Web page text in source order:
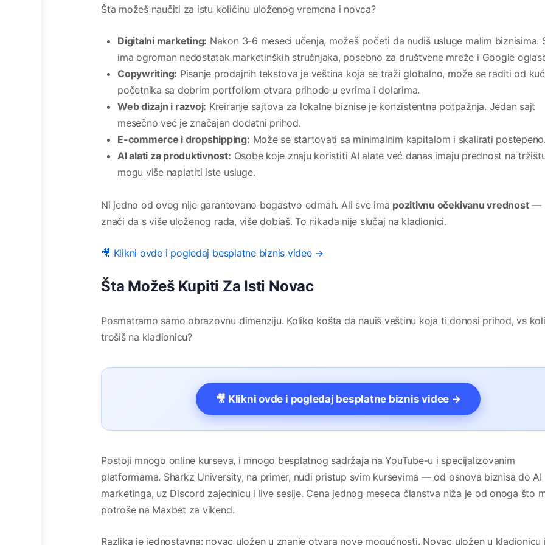
Šta možeš naučiti za istu količinu uloženog vremena i novca?
Digitalni marketing: Nakon 3-6 meseci učenja, možeš početi da nudiš usluge malim biznisima.
ima ogroman nedostatak marketinških stručnjaka, posebno za društvene mreže i Google
Copywriting: Pisanje prodajnih tekstova je veština koja se traži globalno, može se raditi od
početnika sa dobrim portfoliom otvara prihode u evrima i dolarima.
Web dizajn i razvoj: Kreiranje sajtova za lokalne biznise je konzistentna potраžnja. Jedan sajt
mesečno već je značajan dodatni prihod.
E-commerce i dropshipping: Može se startovati sa minimalnim kapitalom i skalirati postepeno.
AI alati za produktivnost: Osobe koje znaju koristiti AI alate već danas imaju prednost na
mogu više naplatiti iste usluge.
Ni jedno od ovog nije garantovano bogastvo odmah. Ali sve ima pozitivnu očekivanu vrednost—
znači da s više uloženog rada, više dobiaš. To nikada nije slučaj na kladionici.
🎥 Klikni ovde i pogledaj besplatne biznis videe →
Šta Možeš Kupiti Za Isti Novac
Posmatramo samo obrazovnu dimenziju. Koliko košta da nauiš veštinu koja ti donosi prihod, vs
trošiš na kladionicu?
🎥 Klikni ovde i pogledaj besplatne biznis videe →
Postoji mnogo online kurseva, i mnogo besplatnog sadržaja na YouTube-u i specijalizovanim
platformama. Sharkz University, na primer, nudi pristup svim kursevima — od osnova biznisa do AI
marketinga, uz Discord zajednicu i live sesije. Cena jednog meseca članstva niža je od onoga što
potroše na Maxbet za vikend.
Razlika je jednostavna: novac uložen u znanje otvara nove mogućnosti. Novac uložen u kladionicu